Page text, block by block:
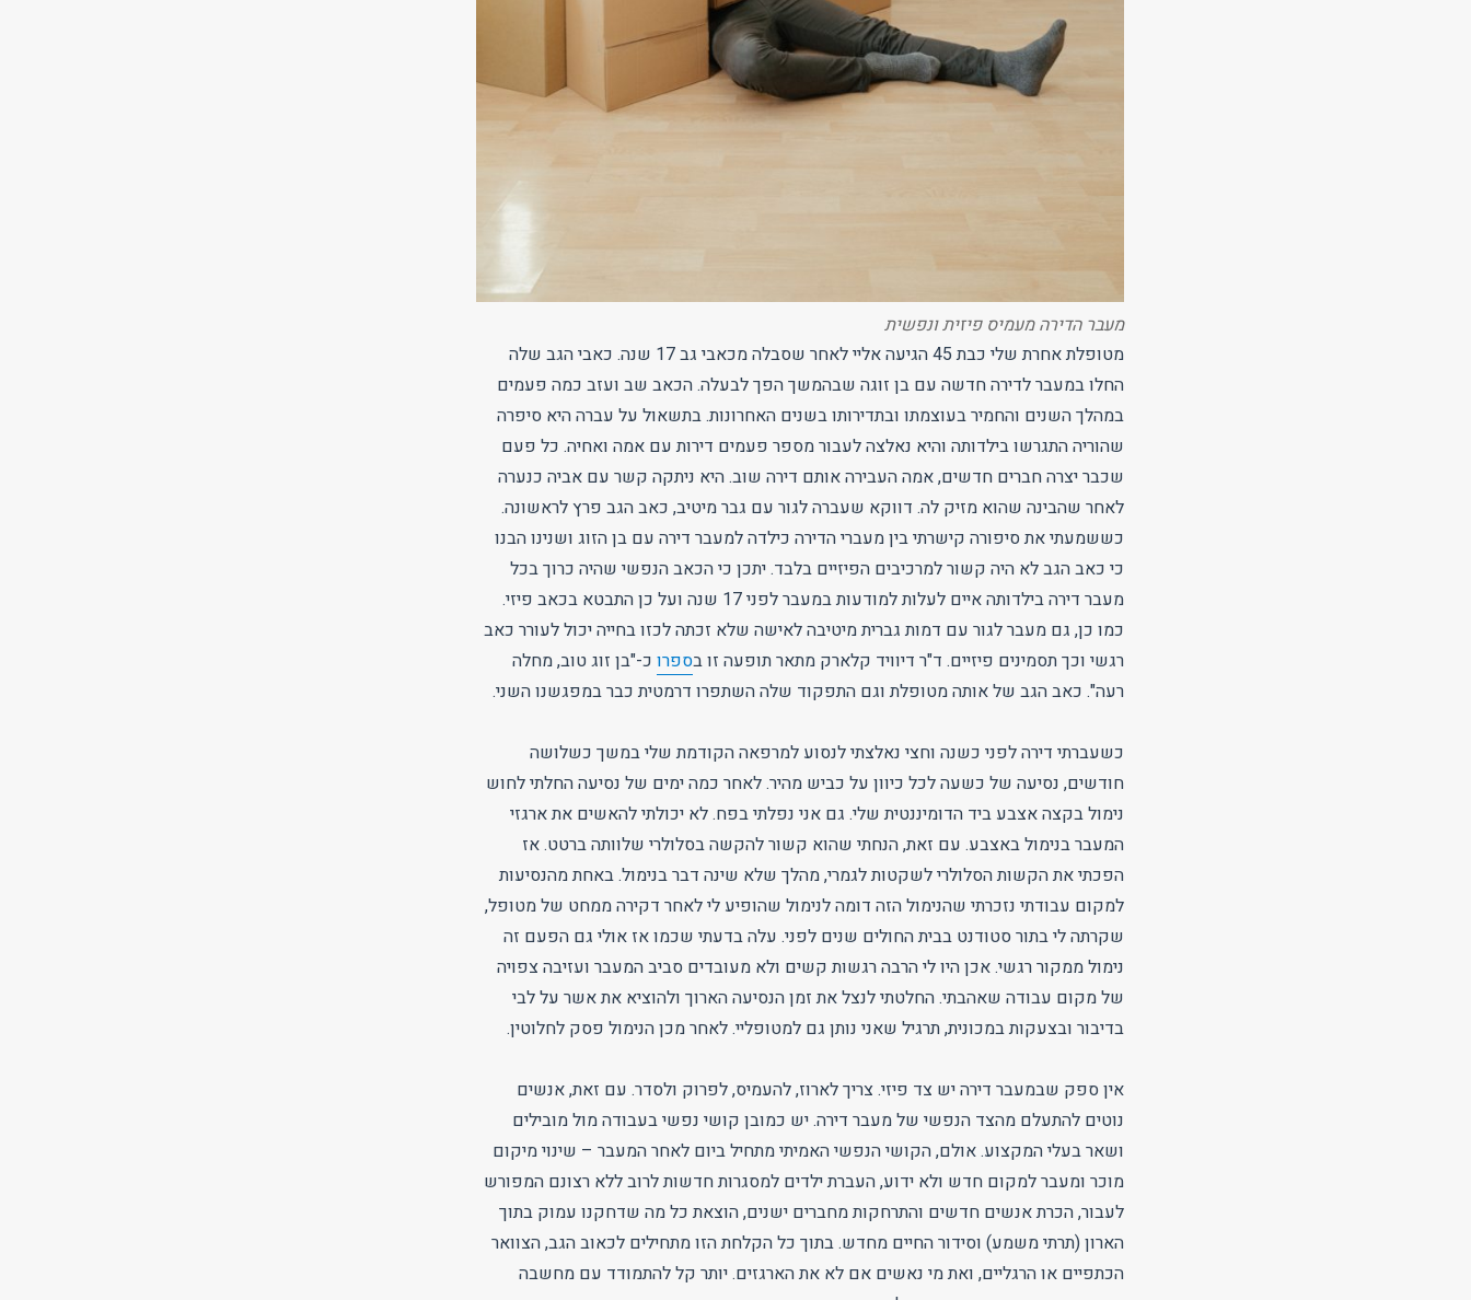
מעבר הדירה מעמיס פיזית ונפשית
מטופלת אחרת שלי כבת 45 הגיעה אליי לאחר שסבלה מכאבי גב 17 שנה. כאבי הגב שלה
החלו במעבר לדירה חדשה עם בן זוגה שבהמשך הפך לבעלה. הכאב שב ועזב כמה פעמים
במהלך השנים והחמיר בעוצמתו ובתדירותו בשנים האחרונות. בתשאול על עברה היא סיפרה
שהוריה התגרשו בילדותה והיא נאלצה לעבור מספר פעמים דירות עם אמה ואחיה. כל פעם
שכבר יצרה חברים חדשים, אמה העבירה אותם דירה שוב. היא ניתקה קשר עם אביה כנערה
לאחר שהבינה שהוא מזיק לה. דווקא שעברה לגור עם גבר מיטיב, כאב הגב פרץ לראשונה.
כששמעתי את סיפורה קישרתי בין מעברי הדירה כילדה למעבר דירה עם בן הזוג ושנינו הבנו
כי כאב הגב לא היה קשור למרכיבים הפיזיים בלבד. יתכן כי הכאב הנפשי שהיה כרוך בכל
מעבר דירה בילדותה איים לעלות למודעות במעבר לפני 17 שנה ועל כן התבטא בכאב פיזי.
כמו כן, גם מעבר לגור עם דמות גברית מיטיבה לאישה שלא זכתה לכזו בחייה יכול לעורר כאב
רגשי וכך תסמינים פיזיים. ד"ר דיוויד קלארק מתאר תופעה זו בספרוכ-"בן זוג טוב, מחלה
רעה". כאב הגב של אותה מטופלת וגם התפקוד שלה השתפרו דרמטית כבר במפגשנו השני.
כשעברתי דירה לפני כשנה וחצי נאלצתי לנסוע למרפאה הקודמת שלי במשך כשלושה
חודשים, נסיעה של כשעה לכל כיוון על כביש מהיר. לאחר כמה ימים של נסיעה החלתי לחוש
נימול בקצה אצבע ביד הדומיננטית שלי. גם אני נפלתי בפח. לא יכולתי להאשים את ארגזי
המעבר בנימול באצבע. עם זאת, הנחתי שהוא קשור להקשה בסלולרי שלוותה ברטט. אז
הפכתי את הקשות הסלולרי לשקטות לגמרי, מהלך שלא שינה דבר בנימול. באחת מהנסיעות
למקום עבודתי נזכרתי שהנימול הזה דומה לנימול שהופיע לי לאחר דקירה ממחט של מטופל,
שקרתה לי בתור סטודנט בבית החולים שנים לפני. עלה בדעתי שכמו אז אולי גם הפעם זה
נימול ממקור רגשי. אכן היו לי הרבה רגשות קשים ולא מעובדים סביב המעבר ועזיבה צפויה
של מקום עבודה שאהבתי. החלטתי לנצל את זמן הנסיעה הארוך ולהוציא את אשר על לבי
בדיבור ובצעקות במכונית, תרגיל שאני נותן גם למטופליי. לאחר מכן הנימול פסק לחלוטין.
אין ספק שבמעבר דירה יש צד פיזי. צריך לארוז, להעמיס, לפרוק ולסדר. עם זאת, אנשים
נוטים להתעלם מהצד הנפשי של מעבר דירה. יש כמובן קושי נפשי בעבודה מול מובילים
ושאר בעלי המקצוע. אולם, הקושי הנפשי האמיתי מתחיל ביום לאחר המעבר – שינוי מיקום
מוכר ומעבר למקום חדש ולא ידוע, העברת ילדים למסגרות חדשות לרוב ללא רצונם המפורש
לעבור, הכרת אנשים חדשים והתרחקות מחברים ישנים, הוצאת כל מה שדחקנו עמוק בתוך
הארון (תרתי משמע) וסידור החיים מחדש. בתוך כל הקלחת הזו מתחילים לכאוב הגב, הצוואר
הכתפיים או הרגליים, ואת מי נאשים אם לא את הארגזים. יותר קל להתמודד עם מחשבה